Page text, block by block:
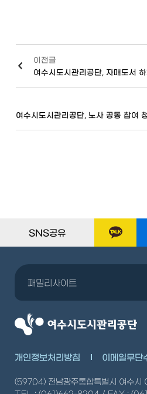
이전글
SNS공유
패밀리사이트
개인정보처리방침 이메일무단
(59704) 전남광주통합특별시 여수시